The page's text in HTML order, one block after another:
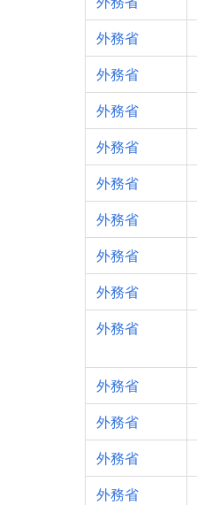
外務省
外務省
外務省
外務省
外務省
外務省
外務省
外務省
外務省
外務省
外務省
外務省
外務省